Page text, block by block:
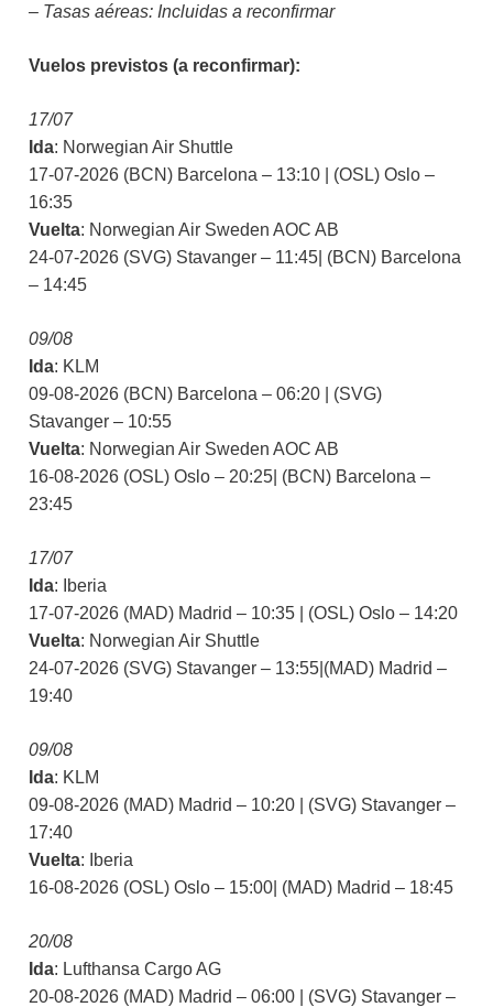
– Tasas aéreas: Incluidas a reconfirmar
Vuelos previstos (a reconfirmar):
17/07
Ida: Norwegian Air Shuttle
17-07-2026 (BCN) Barcelona – 13:10 | (OSL) Oslo –
16:35
Vuelta: Norwegian Air Sweden AOC AB
24-07-2026 (SVG) Stavanger – 11:45| (BCN) Barcelona
– 14:45
09/08
Ida: KLM
09-08-2026 (BCN) Barcelona – 06:20 | (SVG)
Stavanger – 10:55
Vuelta: Norwegian Air Sweden AOC AB
16-08-2026 (OSL) Oslo – 20:25| (BCN) Barcelona –
23:45
17/07
Ida: Iberia
17-07-2026 (MAD) Madrid – 10:35 | (OSL) Oslo – 14:20
Vuelta: Norwegian Air Shuttle
24-07-2026 (SVG) Stavanger – 13:55|(MAD) Madrid –
19:40
09/08
Ida: KLM
09-08-2026 (MAD) Madrid – 10:20 | (SVG) Stavanger –
17:40
Vuelta: Iberia
16-08-2026 (OSL) Oslo – 15:00| (MAD) Madrid – 18:45
20/08
Ida: Lufthansa Cargo AG
20-08-2026 (MAD) Madrid – 06:00 | (SVG) Stavanger –